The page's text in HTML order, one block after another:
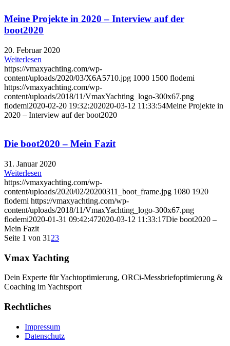
Meine Projekte in 2020 – Interview auf der
boot2020
20. Februar 2020
Weiterlesen
https://vmaxyachting.com/wp-
content/uploads/2020/03/X6A5710.jpg 1000 1500 flodemi
https://vmaxyachting.com/wp-
content/uploads/2018/11/VmaxYachting_logo-300x67.png
flodemi2020-02-20 19:32:202020-03-12 11:33:54Meine Projekte in
2020 – Interview auf der boot2020
Die boot2020 – Mein Fazit
31. Januar 2020
Weiterlesen
https://vmaxyachting.com/wp-
content/uploads/2020/02/20200311_boot_frame.jpg 1080 1920
flodemi https://vmaxyachting.com/wp-
content/uploads/2018/11/VmaxYachting_logo-300x67.png
flodemi2020-01-31 09:42:472020-03-12 11:33:17Die boot2020 –
Mein Fazit
Seite 1 von 31 23
Vmax Yachting
Dein Experte für Yachtoptimierung, ORCi-Messbriefoptimierung &
Coaching im Yachtsport
Rechtliches
Impressum
Datenschutz